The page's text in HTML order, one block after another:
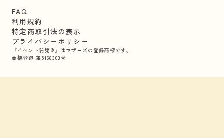
FAQ
利用規約
特定商取引法の表示
プライバシーポリシー
『イベント託児®』はマザーズの登録商標です。
商標登録 第5168303号